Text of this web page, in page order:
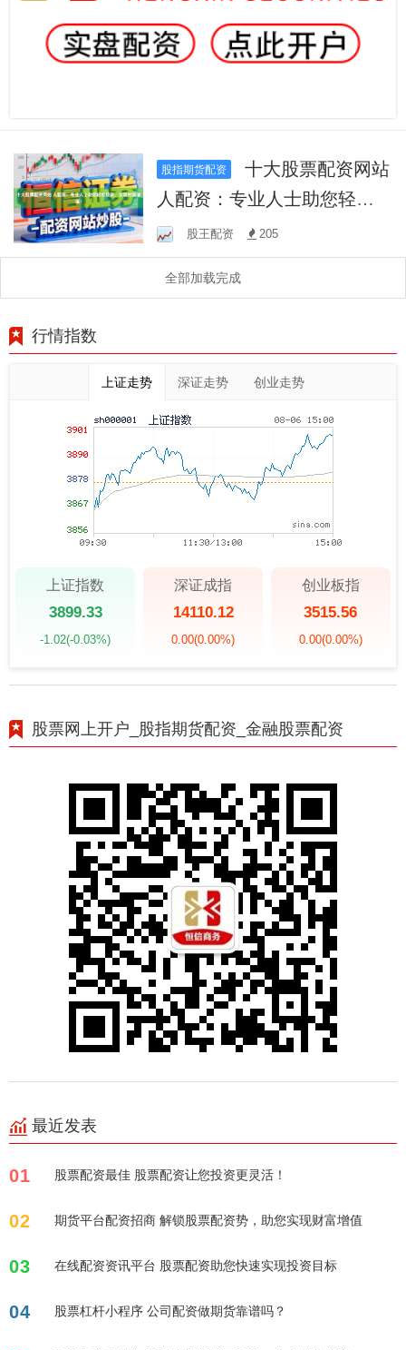
股指期货配资
十大股票配资网站
人配资：专业人士助您轻松
投资，实现财富增值！
股王配资 205
全部加载完成
行情指数
上证走势 深证走势 创业走势
上证指数
3899.33
-1.02(-0.03%)
深证成指
14110.12
0.00(0.00%)
创业板指
3515.56
0.00(0.00%)
股票网上开户_股指期货配资_金融股票配资
最近发表
01 股票配资最佳 股票配资让您投资更灵活！
02 期货平台配资招商 解锁股票配资势，助您实现财富增值
03 在线配资资讯平台 股票配资助您快速实现投资目标
04 股票杠杆小程序 公司配资做期货靠谱吗？